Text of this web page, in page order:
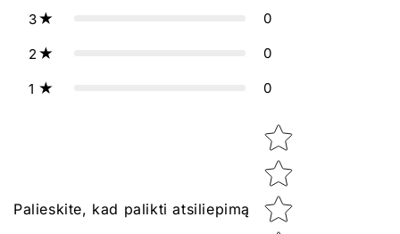
3 0
2 0
1 0
Palieskite, kad palikti atsiliepimą
Star rating